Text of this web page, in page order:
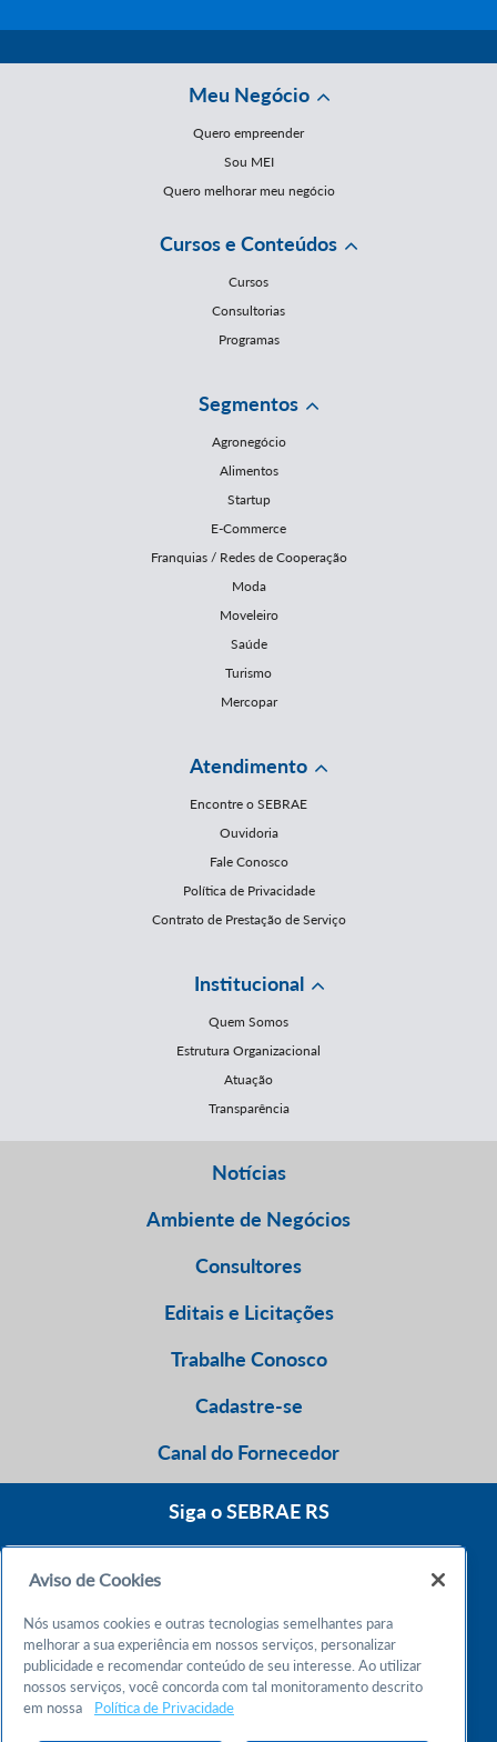
Meu Negócio
Quero empreender
Sou MEI
Quero melhorar meu negócio
Cursos e Conteúdos
Cursos
Consultorias
Programas
Segmentos
Agronegócio
Alimentos
Startup
E-Commerce
Franquias / Redes de Cooperação
Moda
Moveleiro
Saúde
Turismo
Mercopar
Atendimento
Encontre o SEBRAE
Ouvidoria
Fale Conosco
Política de Privacidade
Contrato de Prestação de Serviço
Institucional
Quem Somos
Estrutura Organizacional
Atuação
Transparência
Notícias
Ambiente de Negócios
Consultores
Editais e Licitações
Trabalhe Conosco
Cadastre-se
Canal do Fornecedor
Siga o SEBRAE RS
Atendimento 24h
Chame no WhatsApp
Aviso de Cookies
Nós usamos cookies e outras tecnologias semelhantes para
melhorar a sua experiência em nossos serviços, personalizar
publicidade e recomendar conteúdo de seu interesse. Ao utilizar
nossos serviços, você concorda com tal monitoramento descrito
em nossa
Política de Privacidade